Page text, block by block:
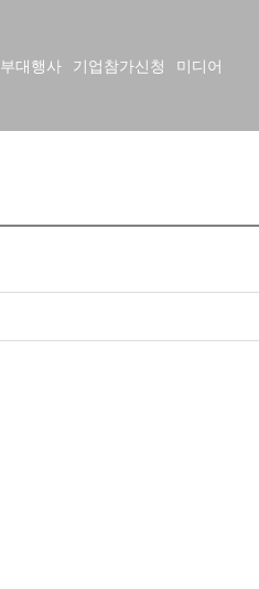
부대행사 기업참가신청 미디어